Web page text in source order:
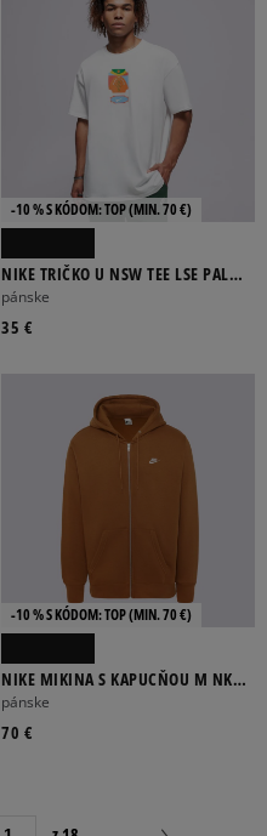
-10 % S KÓDOM: TOP (MIN. 70 €)
NIKE TRIČKO U NSW TEE LSE PALM
TREE NIKE
pánske
35 €
-10 % S KÓDOM: TOP (MIN. 70 €)
NIKE MIKINA S KAPUCŇOU M NK
CLUB BB FZ HOODIE
pánske
70 €